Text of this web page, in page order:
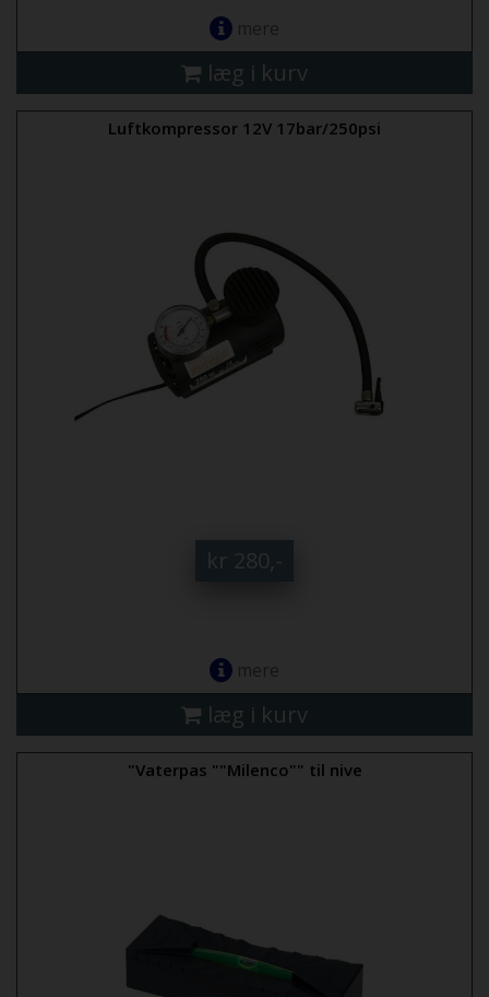
mere
læg i kurv
Luftkompressor 12V 17bar/250psi
kr 280,-
mere
læg i kurv
"Vaterpas ""Milenco"" til nive